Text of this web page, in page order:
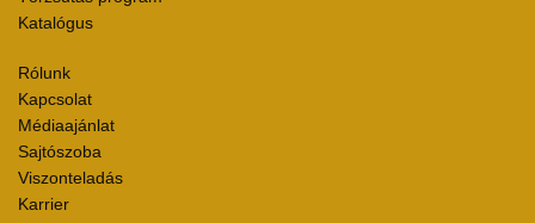
Katalógus
Rólunk
Kapcsolat
Médiaajánlat
Sajtószoba
Viszonteladás
Karrier